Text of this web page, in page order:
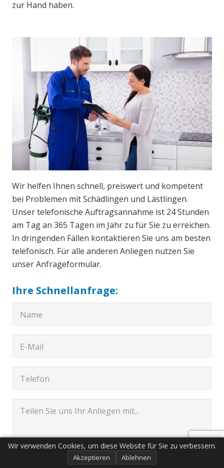
zur Hand haben.
Wir helfen Ihnen schnell, preiswert und kompetent
bei Problemen mit Schädlingen und Lästlingen.
Unser telefonische Auftragsannahme ist 24 Stunden
am Tag an 365 Tagen im Jahr zu für Sie zu erreichen.
In dringenden Fällen kontaktieren Sie uns am besten
telefonisch. Für alle anderen Anliegen nutzen Sie
unser Anfrageformular.
Ihre Schnellanfrage:
Wir verwenden Cookies, um diese Website für Sie zu verbessern.
Akzeptieren Ablehnen